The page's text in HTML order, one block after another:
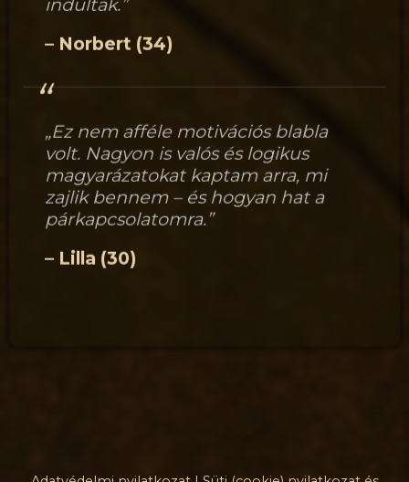
indultak.”
– Norbert (34)
„Ez nem afféle motivációs blabla
volt. Nagyon is valós és logikus
magyarázatokat kaptam arra, mi
zajlik bennem – és hogyan hat a
párkapcsolatomra.”
– Lilla (30)